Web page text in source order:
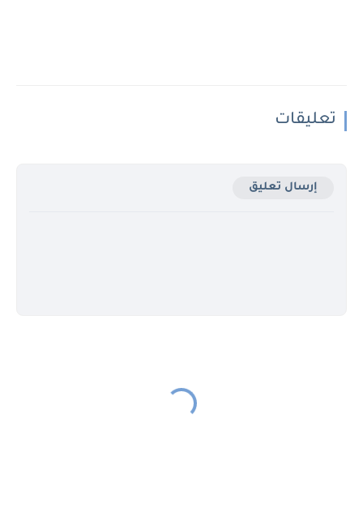
تعليقات
إرسال تعليق